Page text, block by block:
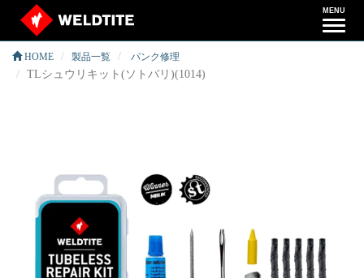
MENU
ナ
ビ
HOME 製品一覧 パンク修理
TLシュウリキット(ソトバリ)(1014)